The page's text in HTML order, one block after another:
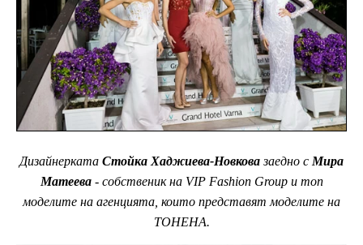
Дизайнерката Стойка Хаджиева-Новковазаедно с Мира
Матеева- собственик на VIP Fashion Group и топ
моделите на агенцията, които представят моделите на
ТОНЕНА.